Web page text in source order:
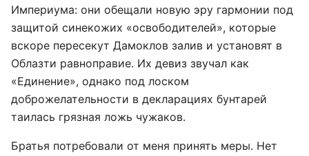
Империума: они обещали новую эру гармонии под
защитой синекожих «освободителей», которые
вскоре пересекут Дамоклов залив и установят в
Облазти равноправие. Их девиз звучал как
«Единение», однако под лоском
доброжелательности в декларациях бунтарей
таилась грязная ложь чужаков.
Братья потребовали от меня принять меры. Нет